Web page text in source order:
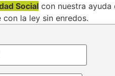
Social con nuestra ayuda
la ley sin enredos.